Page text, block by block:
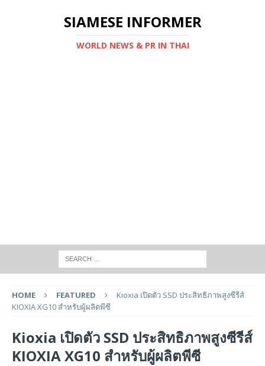
SIAMESE INFORMER
WORLD NEWS & PR IN THAI
HOME FEATURED
Kioxia เปิดตัว SSD ประสิทธิภาพสูงซีรีส์
KIOXIA XG10 สำหรับผู้ผลิตพีซี
Kioxia เปิดตัว SSD ประสิทธิภาพสูงซีรีส์
KIOXIA XG10 สำหรับผู้ผลิตพีซี